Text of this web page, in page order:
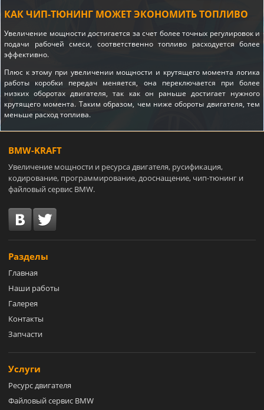
КАК ЧИП-ТЮНИНГ МОЖЕТ ЭКОНОМИТЬ ТОПЛИВО
Увеличение мощности достигается за счет более точных регулировок и
подачи рабочей смеси, соответственно топливо расходуется более
эффективно.
Плюс к этому при увеличении мощности и крутящего момента логика
работы коробки передач меняется, она переключается при более
низких оборотах двигателя, так как он раньше достигает нужного
крутящего момента. Таким образом, чем ниже обороты двигателя, тем
меньше расход топлива.
BMW-KRAFT
Увеличение мощности и ресурса двигателя, русификация,
кодирование, программирование, дооснащение, чип-тюнинг и
файловый сервис BMW.
Разделы
Главная
Наши работы
Галерея
Контакты
Запчасти
Услуги
Ресурс двигателя
Файловый сервис BMW